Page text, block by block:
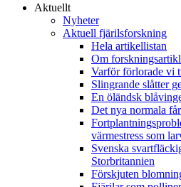
Aktuellt
Nyheter
Aktuell fjärilsforskning
Hela artikellistan
Om
Varför förlorade vi
Slingrande slåtter
En öländsk
Det nya normala
värmestress som
Svenska
Storbritannien
Förskjuten